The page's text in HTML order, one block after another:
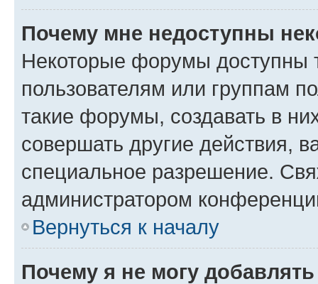
Почему мне недоступны
Некоторые форумы доступны
пользователям или группам
такие форумы, создавать в
совершать другие действия,
специальное разрешение.
администратором
Вернуться к началу
Почему я не могу